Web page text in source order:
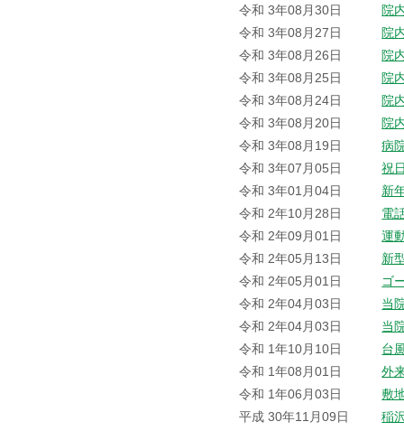
令和 3年08月30日
院
令和 3年08月27日
院
令和 3年08月26日
院
令和 3年08月25日
院
令和 3年08月24日
院
令和 3年08月20日
院
令和 3年08月19日
病
令和 3年07月05日
祝
令和 3年01月04日
新
令和 2年10月28日
電
令和 2年09月01日
運
令和 2年05月13日
新
令和 2年05月01日
ゴ
令和 2年04月03日
当
令和 2年04月03日
当
令和 1年10月10日
台
令和 1年08月01日
外
令和 1年06月03日
敷
平成 30年11月09日
稲